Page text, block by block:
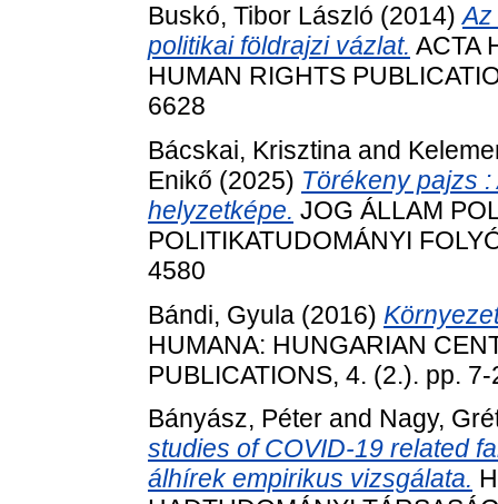
Buskó, Tibor László (2014)Az
politikai földrajzi vázlat. ACTA
HUMAN RIGHTS
6628
Bácskai, Krisztina and
Enikő (2025) Törékeny pajzs
helyzetképe. JOG ÁLLAM
POLITIKATUDOMÁNYI
4580
Bándi, Gyula (2016)
HUMANA: HUNGARIAN
PUBLICATIONS, 4. (2.). pp.
Bányász, Péter and Nagy,
studies of COVID-19 related
álhírek empirikus vizsgálata.